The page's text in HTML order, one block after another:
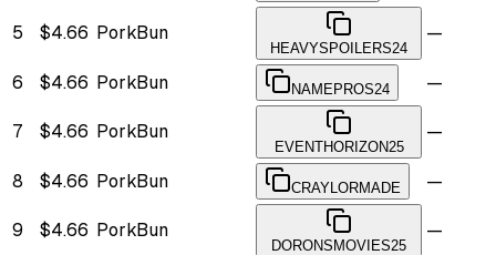
5 $4.66 PorkBun
HEAVYSPOILERS24
—
6 $4.66 PorkBun NAMEPROS24 —
7 $4.66 PorkBun
EVENTHORIZON25
—
8 $4.66 PorkBun CRAYLORMADE —
9 $4.66 PorkBun
DORONSMOVIES25
—